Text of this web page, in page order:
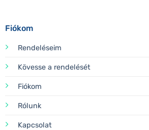
Fiókom
Rendeléseim
Kövesse a rendelését
Fiókom
Rólunk
Kapcsolat